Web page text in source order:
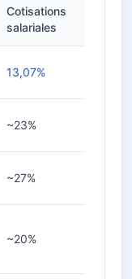
Cotisations
salariales
13,07%
~23%
~27%
~20%